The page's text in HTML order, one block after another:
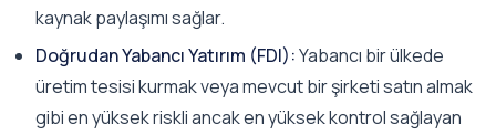
kaynak paylaşımı sağlar.
Doğrudan Yabancı Yatırım (FDI):Yabancı bir ülkede
üretim tesisi kurmak veya mevcut bir şirketi satın almak
gibi en yüksek riskli ancak en yüksek kontrol sağlayan